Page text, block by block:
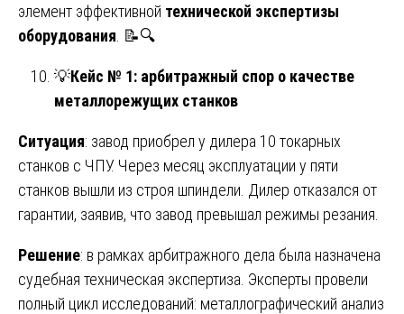
элемент эффективной технической экспертизы
оборудования . 📝🔍
💡Кейс № 1: арбитражный спор о качестве
металлорежущих станков
Ситуация: завод приобрел у дилера 10 токарных
станков с ЧПУ. Через месяц эксплуатации у пяти
станков вышли из строя шпиндели. Дилер отказался от
гарантии, заявив, что завод превышал режимы резания.
Решение: в рамках арбитражного дела была назначена
судебная техническая экспертиза. Эксперты провели
полный цикл исследований: металлографический анализ